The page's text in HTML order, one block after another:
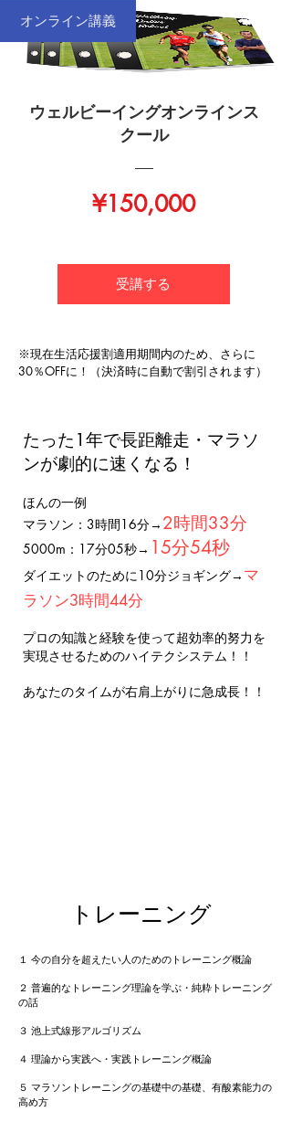
オンライン講義
ウェルビーイングオンラインス
クール
¥150,000価
受講する
※現在生活応援割適用期間内のため、さらに
30％OFFに！（決済時に自動で割引されます）
たった1年で長距離走・マラソ
ンが劇的に速くなる！
ほんの一例
マラソン：3時間16分→ 2時間33分
5000m：17分05秒→ 15分54秒
​ダイエットのために10分ジョギング→ マ
ラソン3時間44分
プロの知識と経験を使って超効率的努力を
実現させるためのハイテクシステム！！
​あなたのタイムが右肩上がりに急成長！！
​トレーニング
１ 今の自分を超えたい人のためのトレーニング概論
２ 普遍的なトレーニング理論を学ぶ・純粋トレーニング
の話
３ 池上式線形アルゴリズム
４ 理論から実践へ・実践トレーニング概論
５ マラソントレーニングの基礎中の基礎、有酸素能力の
高め方